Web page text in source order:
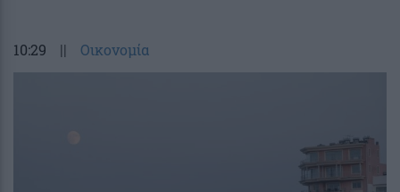
10:29 || Οικονομία